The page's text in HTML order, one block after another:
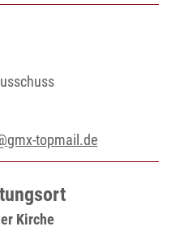
topmail.de
Kirche